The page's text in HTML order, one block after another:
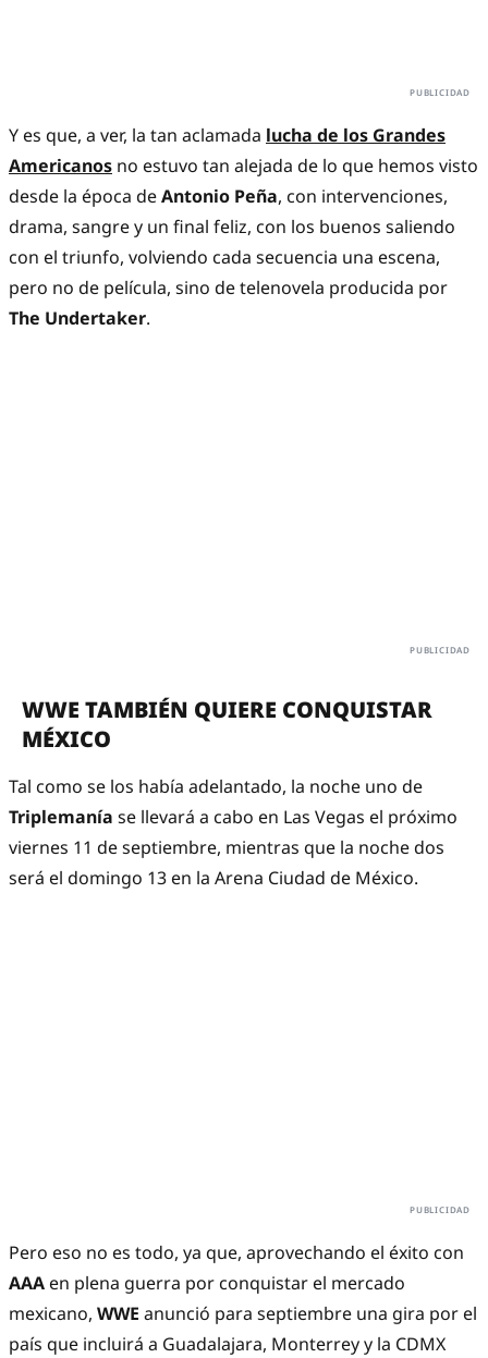
Y es que, a ver, la tan aclamada lucha de los Grandes
Americanos no estuvo tan alejada de lo que hemos visto
desde la época deAntonio Peña, con intervenciones,
drama, sangre y un final feliz, con los buenos saliendo
con el triunfo, volviendo cada secuencia una escena,
pero no de película, sino de telenovela producida por
The Undertaker.
WWE TAMBIÉN QUIERE CONQUISTAR
MÉXICO
Tal como se los había adelantado, la noche uno de
Triplemanía se llevará a cabo en Las Vegas el próximo
viernes 11 de septiembre, mientras que la noche dos
será el domingo 13 en la Arena Ciudad de México.
Pero eso no es todo, ya que, aprovechando el éxito con
AAA en plena guerra por conquistar el mercado
mexicano, WWE anunció para septiembre una gira por el
país que incluirá a Guadalajara, Monterrey y la CDMX